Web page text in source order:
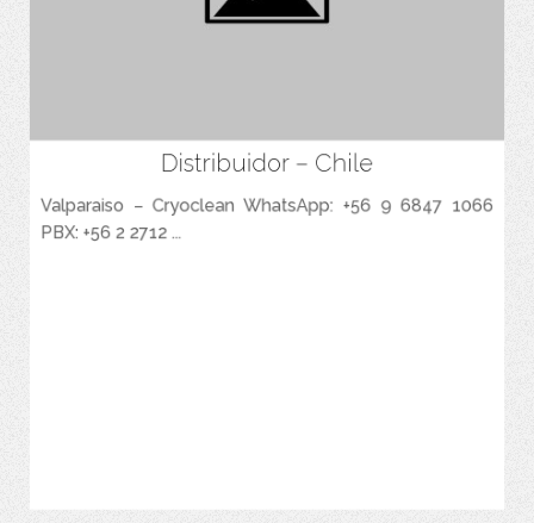
Distribuidor – Chile
Valparaiso – Cryoclean WhatsApp: +56 9 6847 1066
PBX: +56 2 2712 ...
Espacio para agregar las Caracteristicas Principales del Producto.